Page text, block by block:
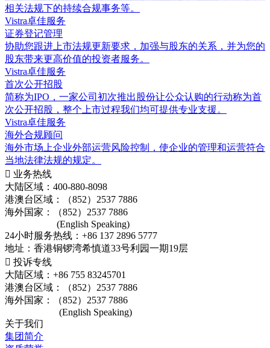
相关法规下的持续合规事务等。
Vistra卓佳服务
证券登记管理
协助您跟进上市法规更新要求，加强与股东的关系，并为您的
股东带来更高价值的投资者服务。
Vistra卓佳服务
首次公开招股
简称为IPO，一家公司初次推出股份让公众认购的行动称为首
次公开招股，整个上市过程我们均可提供专业支援。
Vistra卓佳服务
海外合规顾问
海外市场上企业外部运营风险控制，使企业的管理和运营符合
当地法律法规的规定。
 业务热线
大陆区域：400-880-8098
港澳台区域：（852）2537 7886
海外国家：（852）2537 7886
(English Speaking)
24小时服务热线：+86 137 2896 5777
地址：香港铜锣湾希慎道33号利园一期19层
 投诉专线
大陆区域：+86 755 83245701
港澳台区域：（852）2537 7886
海外国家：（852）2537 7886
(English Speaking)
关于我们
集团简介